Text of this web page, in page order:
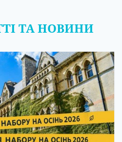
ТА НОВИНИ